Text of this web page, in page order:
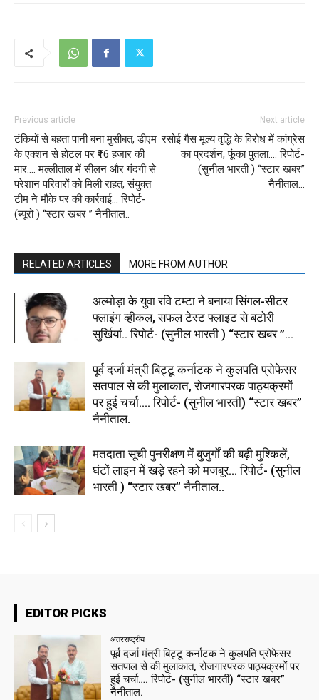
Previous article
टंकियों से बहता पानी बना मुसीबत, डीएम
के एक्शन से होटल पर ₹16 हजार की
मार…. मल्लीताल में सीलन और गंदगी से
परेशान परिवारों को मिली राहत, संयुक्त
टीम ने मौके पर की कार्रवाई… रिपोर्ट-
(ब्यूरो ) “स्टार खबर ” नैनीताल..
Next article
रसोई गैस मूल्य वृद्धि के विरोध में कांग्रेस
का प्रदर्शन, फूंका पुतला…. रिपोर्ट-
(सुनील भारती ) “स्टार खबर”
नैनीताल…
RELATED ARTICLES MORE FROM AUTHOR
अल्मोड़ा के युवा रवि टम्टा ने बनाया सिंगल-सीटर
फ्लाइंग व्हीकल, सफल टेस्ट फ्लाइट से बटोरी
सुर्खियां.. रिपोर्ट- (सुनील भारती ) “स्टार खबर ”...
पूर्व दर्जा मंत्री बिट्टू कर्नाटक ने कुलपति प्रोफेसर
सतपाल से की मुलाकात, रोजगारपरक पाठ्यक्रमों
पर हुई चर्चा…. रिपोर्ट- (सुनील भारती) “स्टार खबर”
नैनीताल.
मतदाता सूची पुनरीक्षण में बुजुर्गों की बढ़ी मुश्किलें,
घंटों लाइन में खड़े रहने को मजबूर… रिपोर्ट- (सुनील
भारती ) “स्टार खबर” नैनीताल..
EDITOR PICKS
अंतरराष्ट्रीय
पूर्व दर्जा मंत्री बिट्टू कर्नाटक ने कुलपति प्रोफेसर
सतपाल से की मुलाकात, रोजगारपरक पाठ्यक्रमों पर
हुई चर्चा…. रिपोर्ट- (सुनील भारती) “स्टार खबर”
नैनीताल.